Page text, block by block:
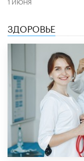
ЗДОРОВЬЕ